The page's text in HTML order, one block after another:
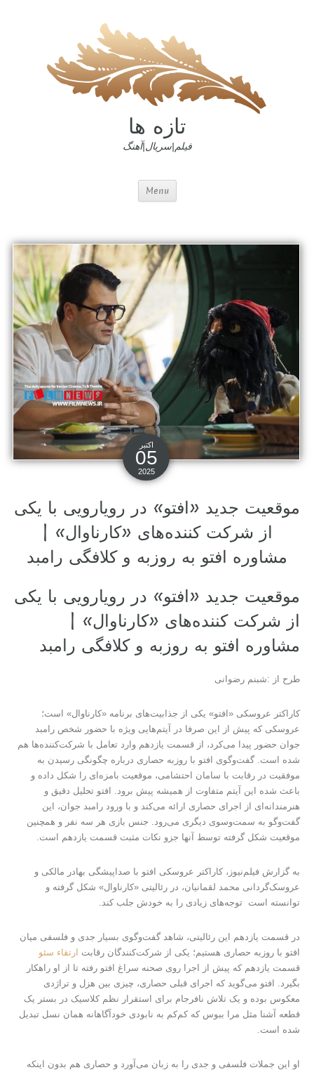
تازه ها
فیلم|سریال|آهنگ
Menu
اکتبر
05
2025
موقعیت جدید «افتو» در رویارویی با یکی
از شرکت کننده‌های «کارناوال» |
مشاوره افتو به روزبه و کلافگی رامبد
موقعیت جدید «افتو» در رویارویی با یکی
از شرکت کننده‌های «کارناوال» |
مشاوره افتو به روزبه و کلافگی رامبد
طرح از :شبنم رضوانی
کاراکتر عروسکی «افتو» یکی از جذابیت‌های برنامه «کارناوال» است؛
عروسکی که پیش از این صرفا در آیتم‌هایی ویژه با حضور شخص رامبد
جوان حضور پیدا می‌کرد، از قسمت یازدهم وارد تعامل با شرکت‌کننده‌ها هم
شده است. گفت‌وگوی افتو با روزبه حصاری درباره چگونگی رسیدن به
موفقیت در رقابت با سامان احتشامی، موقعیت بامزه‌ای را شکل داده و
باعث شده این آیتم متفاوت از همیشه پیش برود. افتو تحلیل دقیق و
هنرمندانه‌ای از اجرای حصاری ارائه می‌کند و با ورود رامبد جوان، این
گفت‌وگو به سمت‌وسوی دیگری می‌رود. جنس بازی هر سه نفر و همچنین
موقعیت شکل گرفته توسط آنها جزو نکات مثبت قسمت یازدهم است.
به گزارش فیلم‌نیوز، کاراکتر عروسکی افتو با صداپیشگی بهادر مالکی و
عروسک‌گردانی محمد لقمانیان، در رئالیتی «کارناوال» شکل گرفته و
توانسته است توجه‌های زیادی را به خودش جلب کند.
در قسمت یازدهم این رئالیتی، شاهد گفت‌وگوی بسیار جدی و فلسفی میان
افتو با روزبه حصاری هستیم؛ یکی از شرکت‌کنندگان رقابت ارتقاء سئو
قسمت یازدهم که پیش از اجرا روی صحنه سراغ افتو رفته تا از او راهکار
بگیرد. افتو می‌گوید که اجرای قبلی حصاری، چیزی بین هزل و تراژدی
معکوس بوده و یک تلاش نافرجام برای استقرار نظم کلاسیک در بستر یک
قطعه آشنا مثل مرا ببوس که کم‌کم به نابودی خودآگاهانه همان نسل تبدیل
شده است.
او این جملات فلسفی و جدی را به زبان می‌آورد و حصاری هم بدون اینکه